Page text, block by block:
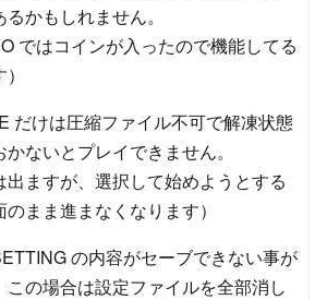
かもしれません。
ではコインが入ったので機能してる
だけは圧縮ファイル不可で解凍状態
ないとプレイできません。
出ますが、選択して始めようとする
まま進まなくなります）
の内容がセーブできない事が
この場合は設定ファイルを全部消し